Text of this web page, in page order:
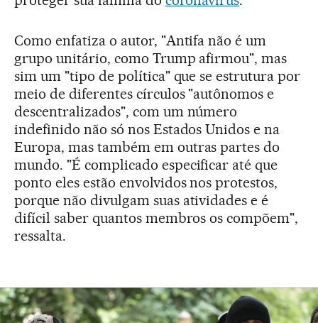
Como enfatiza o autor, "Antifa não é um
grupo unitário, como Trump afirmou", mas
sim um "tipo de política" que se estrutura por
meio de diferentes círculos "autônomos e
descentralizados", com um número
indefinido não só nos Estados Unidos e na
Europa, mas também em outras partes do
mundo. "É complicado especificar até que
ponto eles estão envolvidos nos protestos,
porque não divulgam suas atividades e é
difícil saber quantos membros os compõem",
ressalta.